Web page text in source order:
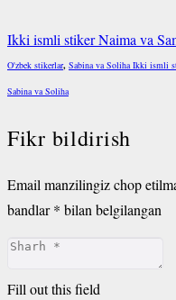
Ikki ismli stiker Naima va
O'zbek stikerlar, Sabina va Soliha Ikki ismli
Sabina va Soliha
Fikr bildirish
Email manzilingiz chop
bandlar* bilan belgilangan
Fill out this field